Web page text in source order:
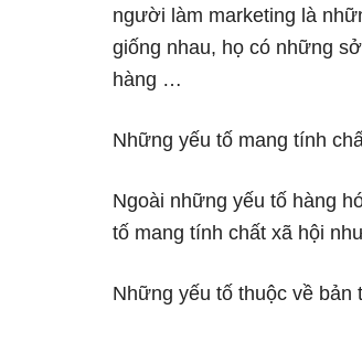
người làm marketing là
giống nhau, họ có những
hàng …
Những yếu tố mang tính
Ngoài những yếu tố hàng
tố mang tính chất xã hội
Những yếu tố thuộc về bản